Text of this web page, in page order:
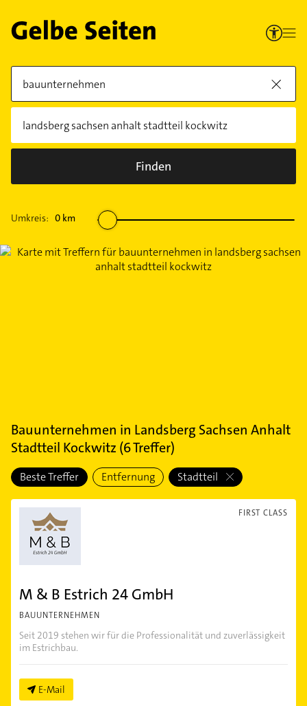
Finden
Umkreis: 0 km
Bauunternehmen in Landsberg Sachsen Anhalt
Stadtteil Kockwitz (6Treffer)
Beste Treffer Entfernung Stadtteil
FIRST CLASS
M & B Estrich 24 GmbH
BAUUNTERNEHMEN
Seit 2019 stehen wir für die Professionalität und zuverlässigkeit
im Estrichbau.
E-Mail